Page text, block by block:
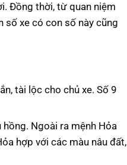
Đồng thời, từ quan niệm
số xe có con số này cũng
tài lộc cho chủ xe. Số 9
Ngoài ra mệnh Hỏa
hợp với các màu nâu đất,